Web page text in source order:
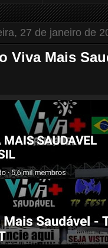
27 de janeiro de
Viva Mais